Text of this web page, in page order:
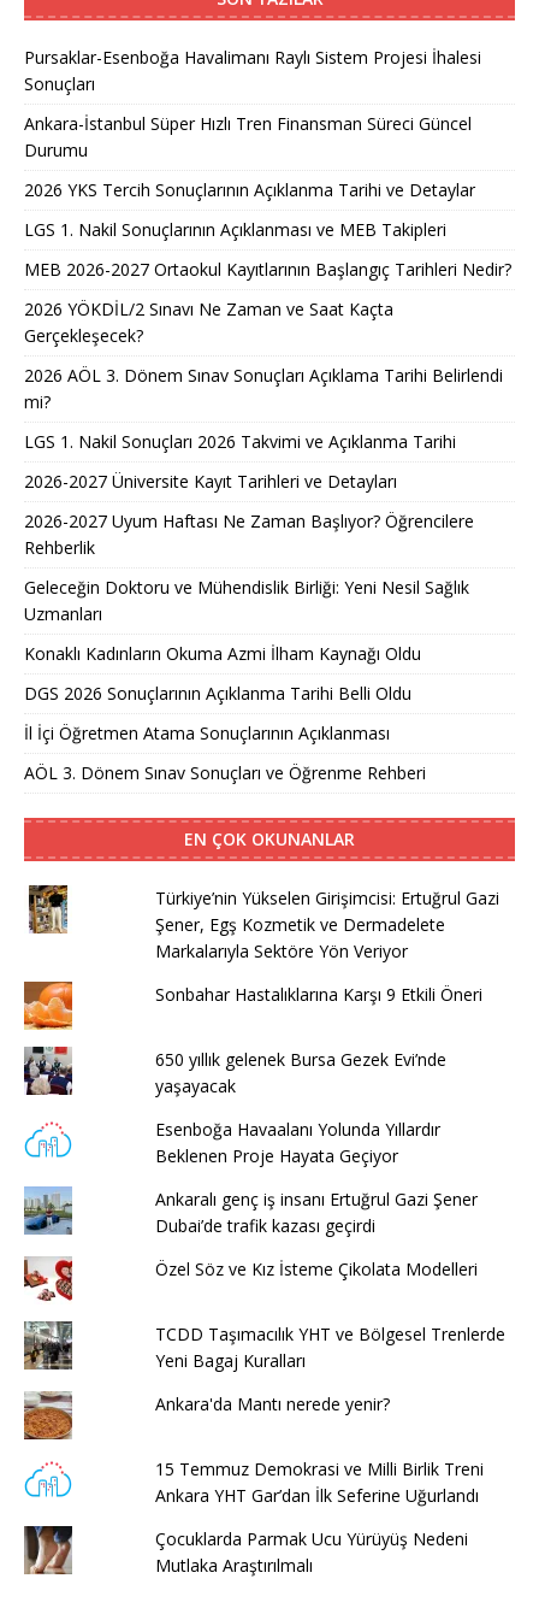
Pursaklar-Esenboğa Havalimanı Raylı Sistem Projesi İhalesi
Sonuçları
Ankara-İstanbul Süper Hızlı Tren Finansman Süreci Güncel
Durumu
2026 YKS Tercih Sonuçlarının Açıklanma Tarihi ve Detaylar
LGS 1. Nakil Sonuçlarının Açıklanması ve MEB Takipleri
MEB 2026-2027 Ortaokul Kayıtlarının Başlangıç Tarihleri Nedir?
2026 YÖKDİL/2 Sınavı Ne Zaman ve Saat Kaçta
Gerçekleşecek?
2026 AÖL 3. Dönem Sınav Sonuçları Açıklama Tarihi Belirlendi
mi?
LGS 1. Nakil Sonuçları 2026 Takvimi ve Açıklanma Tarihi
2026-2027 Üniversite Kayıt Tarihleri ve Detayları
2026-2027 Uyum Haftası Ne Zaman Başlıyor? Öğrencilere
Rehberlik
Geleceğin Doktoru ve Mühendislik Birliği: Yeni Nesil Sağlık
Uzmanları
Konaklı Kadınların Okuma Azmi İlham Kaynağı Oldu
DGS 2026 Sonuçlarının Açıklanma Tarihi Belli Oldu
İl İçi Öğretmen Atama Sonuçlarının Açıklanması
AÖL 3. Dönem Sınav Sonuçları ve Öğrenme Rehberi
EN ÇOK OKUNANLAR
Türkiye’nin Yükselen Girişimcisi: Ertuğrul Gazi
Şener, Egş Kozmetik ve Dermadelete
Markalarıyla Sektöre Yön Veriyor
Sonbahar Hastalıklarına Karşı 9 Etkili Öneri
650 yıllık gelenek Bursa Gezek Evi’nde
yaşayacak
Esenboğa Havaalanı Yolunda Yıllardır
Beklenen Proje Hayata Geçiyor
Ankaralı genç iş insanı Ertuğrul Gazi Şener
Dubai’de trafik kazası geçirdi
Özel Söz ve Kız İsteme Çikolata Modelleri
TCDD Taşımacılık YHT ve Bölgesel Trenlerde
Yeni Bagaj Kuralları
Ankara'da Mantı nerede yenir?
15 Temmuz Demokrasi ve Milli Birlik Treni
Ankara YHT Gar’dan İlk Seferine Uğurlandı
Çocuklarda Parmak Ucu Yürüyüş Nedeni
Mutlaka Araştırılmalı